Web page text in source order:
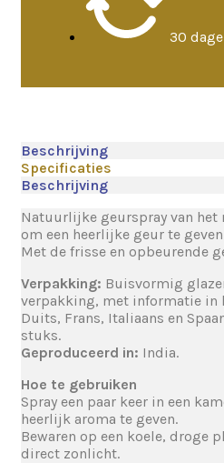
30
Beschrijving
Specificaties
Beschrijving
Natuurlijke geurspray van het
om een heerlijke geur te
Met de frisse en opbeurende
Verpakking: Buisvormig
verpakking, met informatie in
Duits, Frans, Italiaans en
stuks.
Geproduceerd in: India.
Hoe te gebruiken
Spray een paar keer in een
heerlijk aroma te geven.
Bewaren op een koele, droge
direct zonlicht.